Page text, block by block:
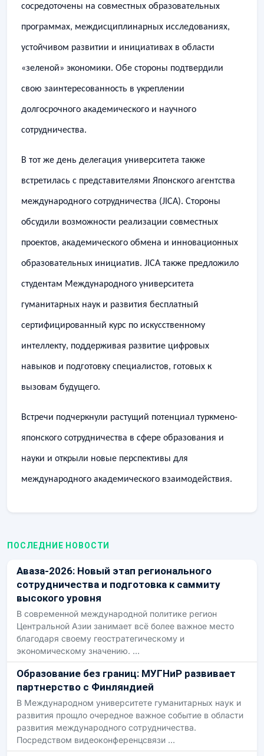
сосредоточены на совместных образовательных
программах, междисциплинарных исследованиях,
устойчивом развитии и инициативах в области
«зеленой» экономики. Обе стороны подтвердили
свою заинтересованность в укреплении
долгосрочного академического и научного
сотрудничества.
​В тот же день делегация университета также
встретилась с представителями Японского агентства
международного сотрудничества (JICA). Стороны
обсудили возможности реализации совместных
проектов, академического обмена и инновационных
образовательных инициатив. JICA также предложило
студентам Международного университета
гуманитарных наук и развития бесплатный
сертифицированный курс по искусственному
интеллекту, поддерживая развитие цифровых
навыков и подготовку специалистов, готовых к
вызовам будущего.
​Встречи подчеркнули растущий потенциал туркмено-
японского сотрудничества в сфере образования и
науки и открыли новые перспективы для
международного академического взаимодействия.
ПОСЛЕДНИЕ НОВОСТИ
Аваза-2026: Новый этап регионального
сотрудничества и подготовка к саммиту
высокого уровня
В современной международной политике регион
Центральной Азии занимает всё более важное место
благодаря своему геостратегическому и
экономическому значению. …
Образование без границ: МУГНиР развивает
партнерство с Финляндией
В Международном университете гуманитарных наук и
развития прощло очередное важное событие в области
развития международного сотрудничества.
Посредством видеоконференцсвязи …